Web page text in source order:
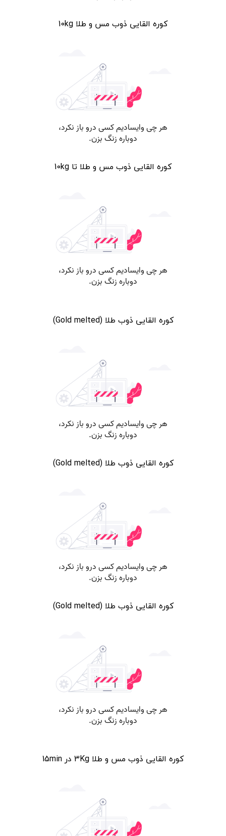
کوره القایی ذوب مس و طلا 10kg
کوره القایی ذوب مس و طلا تا 10kg
کوره القایی ذوب طلا (Gold melted)
کوره القایی ذوب طلا (Gold melted)
کوره القایی ذوب طلا (Gold melted)
کوره القایی ذوب مس و طلا 3Kg در 15min